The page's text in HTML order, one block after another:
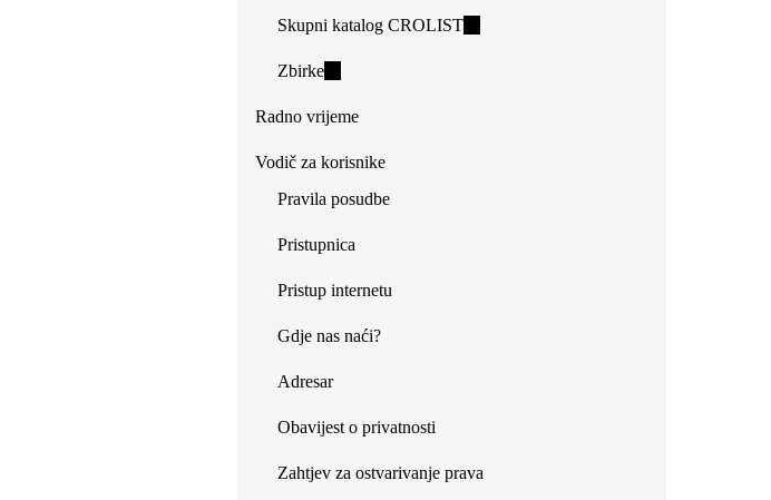
Skupni katalog CROLIST(link
Zbirke(link
external)
Radno vrijeme
Vodič za korisnike
Pravila posudbe
Pristupnica
Pristup internetu
Gdje nas naći?
Adresar
Obavijest o privatnosti
Zahtjev za ostvarivanje prava